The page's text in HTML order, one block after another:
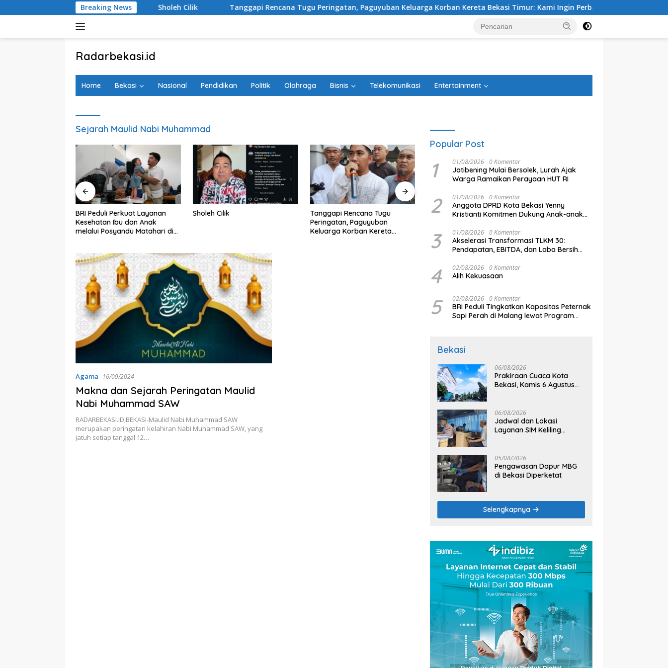
ke
Breaking News
Sleman Sholeh Cilik Tanggapi Rencana Tugu Peringatan, Paguyuban Keluarga Korban Kereta Bekasi Timur: Kami Ingin Perbaikan Sistem Keselamatan Lebih
Radarbekasi.id
Bekasi
Home Bekasi Nasional Pendidikan Politik Olahraga Bisnis Telekomunikasi Entertainment
Sejarah Maulid Nabi Muhammad
BRI Peduli Perkuat Layanan
Kesehatan Ibu dan Anak
melalui Posyandu Matahari di
Sholeh Cilik
Tanggapi Rencana Tugu
Peringatan, Paguyuban
Keluarga Korban Kereta
Debu Tegal Danas Cikarang
Sampaikan Sejumlah Tuntutan
Ketua DPRD Kota Bekasi Sardi
Publik
Agama 16/09/2024
Makna dan Sejarah Peringatan Maulid
Nabi Muhammad SAW
RADARBEKASI.ID,BEKASI-Maulid Nabi Muhammad SAW
merupakan peringatan kelahiran Nabi Muhammad SAW, yang
jatuh setiap tanggal 12…
Popular Post
1 01/08/2026 0 Komentar
Jatibening Mulai Bersolek, Lurah Ajak
Warga Ramaikan Perayaan HUT RI
2 01/08/2026 0 Komentar
Anggota DPRD Kota Bekasi Yenny
Kristianti Komitmen Dukung Anak-anak
3 01/08/2026 0 Komentar
Akselerasi Transformasi TLKM 30:
Pendapatan, EBITDA, dan Laba Bersih
Paruh Pertama 2026
4 02/08/2026 0 Komentar
Alih Kekuasaan
5 02/08/2026 0 Komentar
BRI Peduli Tingkatkan Kapasitas Peternak
Sapi Perah di Malang lewat Program
Bekasi
06/08/2026
Prakiraan Cuaca Kota
Bekasi, Kamis 6 Agustus
06/08/2026
Jadwal dan Lokasi
Layanan SIM Keliling
05/08/2026
Pengawasan Dapur MBG
di Bekasi Diperketat
Selengkapnya